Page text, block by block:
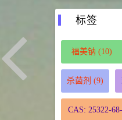
标签
福美钠 (10)
杀菌剂 (9)
CAS: 25322-